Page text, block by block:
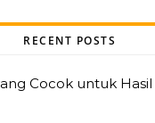
RECENT POSTS
Cocok untuk Hasil